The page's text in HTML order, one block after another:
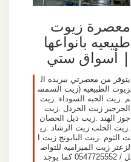
معصرة زيوت
طبيعيه بانواعها
| أسواق ستي
يتوفر من معصرتي ببريده ال
زيوت الطبيعيه (زيت السمس
م .زيت الحبه السوداء .زيت
الجرجير زيت الخردل .زيت
جوز الهند .زيت ذيل الحصان
.زيت الحلب زيت الرشاد .زي
ت الثوم .زيت البابونج زيت ا
لزعتر زيت الميراميه للتواص
ل / 0547725552 كما يوجد